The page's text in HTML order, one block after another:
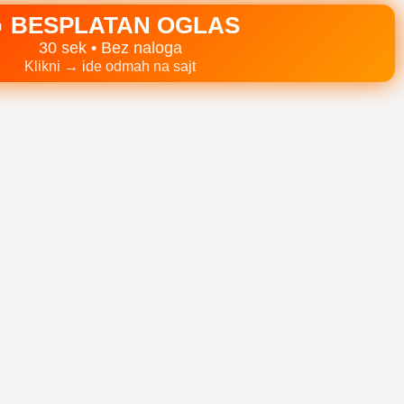
BESPLATAN OGLAS
30 sek • Bez naloga
Klikni → ide odmah na sajt